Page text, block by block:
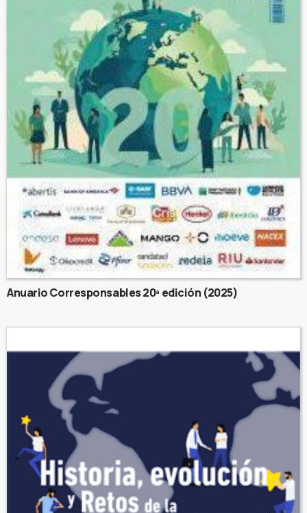
Anuario Corresponsables 20ª edición (2025)